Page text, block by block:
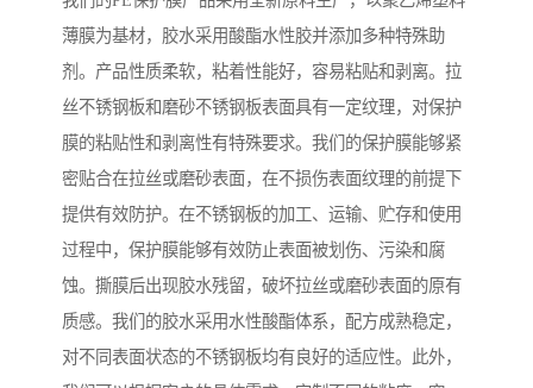
薄膜为基材，胶水采用酸酯水性胶并添加多种特殊助
剂。产品性质柔软，粘着性能好，容易粘贴和剥离。拉
丝不锈钢板和磨砂不锈钢板表面具有一定纹理，对保护
膜的粘贴性和剥离性有特殊要求。我们的保护膜能够紧
密贴合在拉丝或磨砂表面，在不损伤表面纹理的前提下
提供有效防护。在不锈钢板的加工、运输、贮存和使用
过程中，保护膜能够有效防止表面被划伤、污染和腐
蚀。撕膜后出现胶水残留，破坏拉丝或磨砂表面的原有
质感。我们的胶水采用水性酸酯体系，配方成熟稳定，
对不同表面状态的不锈钢板均有良好的适应性。此外，